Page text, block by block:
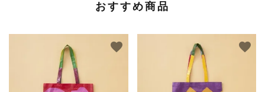
おすすめ商品
favorite favorite